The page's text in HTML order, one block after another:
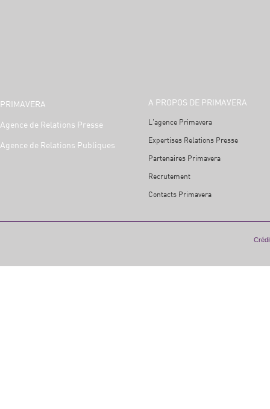
PRIMAVERA
Agence de Relations Presse
Agence de Relations Publiques
A PROPOS DE PRIMAVERA
L'agence Primavera
Expertises Relations Presse
Partenaires Primavera
Recrutement
Contacts Primavera